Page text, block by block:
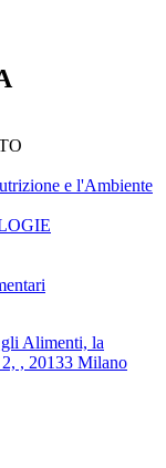
e l'Ambiente
Alimenti, la
, 20133 Milano